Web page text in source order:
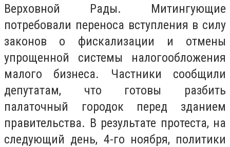
Верховной Рады. Митингующие
потребовали переноса вступления в силу
законов о фискализации и отмены
упрощенной системы налогообложения
малого бизнеса. Частники сообщили
депутатам, что готовы разбить
палаточный городок перед зданием
правительства. В результате протеста, на
следующий день, 4-го ноября, политики